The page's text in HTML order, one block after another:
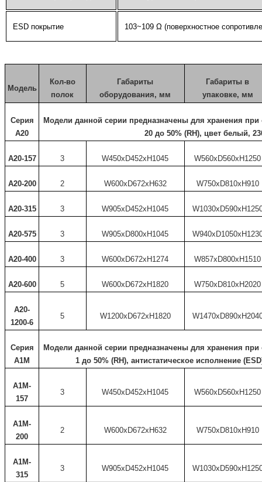
ESD покрытие 103~109 Ω (поверхностное
Модель
Кол-во
полок
Габариты
оборудования, мм
Габариты в
упаковке, мм
Серия
А20
Модели данной серии предназначены для хранения при
20 до 50% (RH), цвет белый,
A20-157 3 W450xD452xH1045 W560xD560xH1250
A20-200 2 W600xD672xH632 W750xD810xH910
A20-315 3 W905xD452xH1045
A20-575 3 W905xD800xH1045
A20-400 3 W600xD672xH1274 W857xD800xH1510
A20-600 5 W600xD672xH1820 W750xD810xH2020
A20-
1200-6
5 W1200xD672xH1820
Серия
А1M
Модели данной серии предназначены для хранения при
1 до 50% (RH), антистатическое исполнение
A1M-
157
3 W450xD452xH1045 W560xD560xH1250
A1M-
200
2 W600xD672xH632 W750xD810xH910
A1M-
315
3 W905xD452xH1045